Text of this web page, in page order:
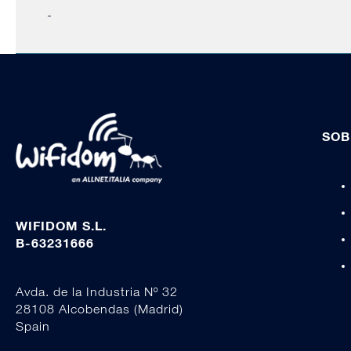
-
WIFIDOM S.L.
B-63231666
Avda. de la Industria Nº 32
28108 Alcobendas (Madrid)
Spain